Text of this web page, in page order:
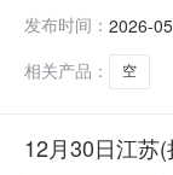
发布时间： 2026-
相关产品：
空
12月30日江苏